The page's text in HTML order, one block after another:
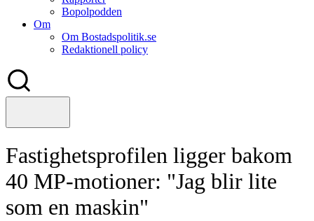
Bopolpodden
Om
Om Bostadspolitik.se
Redaktionell policy
Fastighetsprofilen ligger bakom
40 MP-motioner: "Jag blir lite
som en maskin"